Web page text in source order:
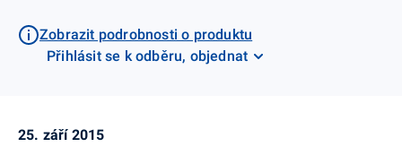
Zobrazit podrobnosti o produktu
Přihlásit se k odběru, objednat
25. září 2015